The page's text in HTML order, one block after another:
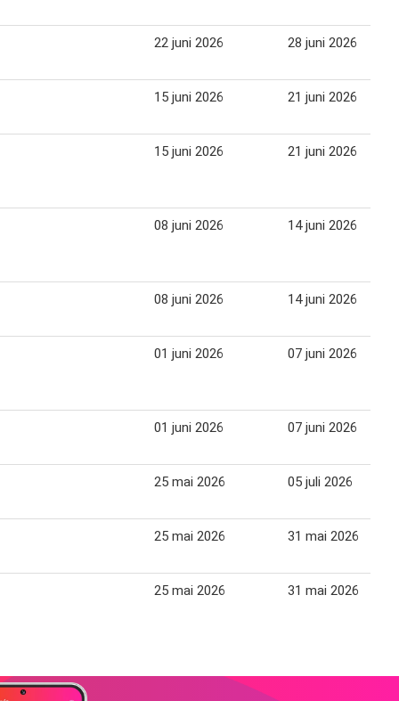
22 juni 2026 28 juni 2026
15 juni 2026 21 juni 2026
15 juni 2026 21 juni 2026
08 juni 2026 14 juni 2026
08 juni 2026 14 juni 2026
01 juni 2026 07 juni 2026
01 juni 2026 07 juni 2026
25 mai 2026 05 juli 2026
25 mai 2026 31 mai 2026
25 mai 2026 31 mai 2026